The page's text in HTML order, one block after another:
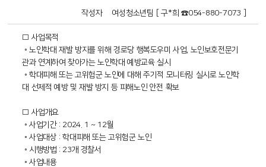
작성자 여성청소년팀 [ 구*희 ☎054-880-7073 ]
□ 사업목적
◦ 노인학대 재발 방지를 위해 경로당 행복도우미 사업, 노인보호전문기
관과 연계하여 찾아가는 노인학대 예방교육 실시
◦ 학대피해 또는 고위험군 노인에 대해 주기적 모니터링 실시로 노인학
대 선제적 예방 및 재발 방지 등 피해노인 안전 확보
□ 사업개요
◦ 사업기간 : 2024. 1 ~ 12월
◦ 사업대상 : 학대피해 또는 고위험군 노인
◦ 시행방법 : 23개 경찰서
◦ 사업내용